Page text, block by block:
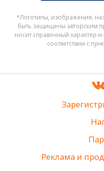
*Логотипы, изображения,
быть защищены авторским
носит справочный характер
соответствии с
Реклама и